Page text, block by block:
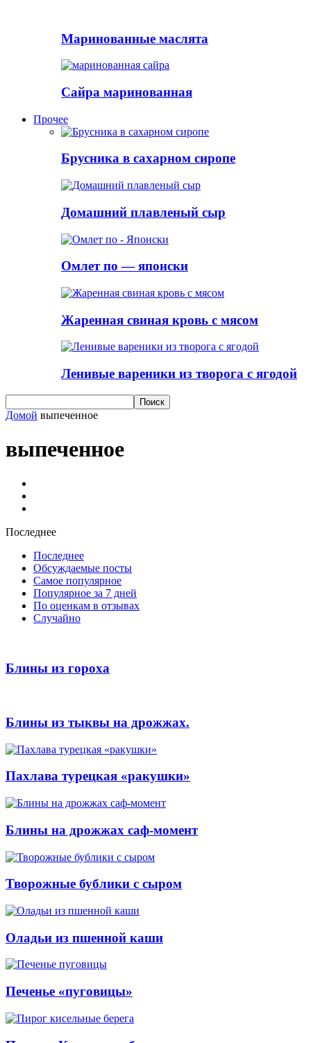
Маринованные маслята
Сайра маринованная
Прочее
Брусника в сахарном сиропе
Домашний плавленый сыр
Омлет по — японски
Жаренная свиная кровь с мясом
Ленивые вареники из творога с ягодой
Домой выпеченное
выпеченное
Последнее
Последнее
Обсуждаемые посты
Самое популярное
Популярное за 7 дней
По оценкам в отзывах
Случайно
Блины из гороха
Блины из тыквы на дрожжах.
Пахлава турецкая «ракушки»
Блины на дрожжах саф-момент
Творожные бублики с сыром
Оладьи из пшенной каши
Печенье «пуговицы»